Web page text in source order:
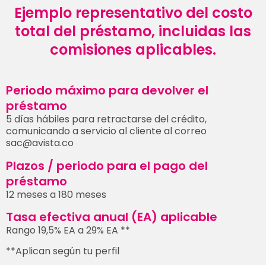
Ejemplo representativo del costo
total del préstamo, incluidas las
comisiones aplicables.
Periodo máximo para devolver el
préstamo
5 días hábiles para retractarse del crédito,
comunicando a servicio al cliente al correo
sac@avista.co
Plazos / periodo para el pago del
préstamo
12 meses a 180 meses
Tasa efectiva anual (EA) aplicable
Rango 19,5% EA a 29% EA **
**Aplican según tu perfil